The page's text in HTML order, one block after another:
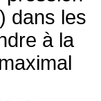
dans les
à la